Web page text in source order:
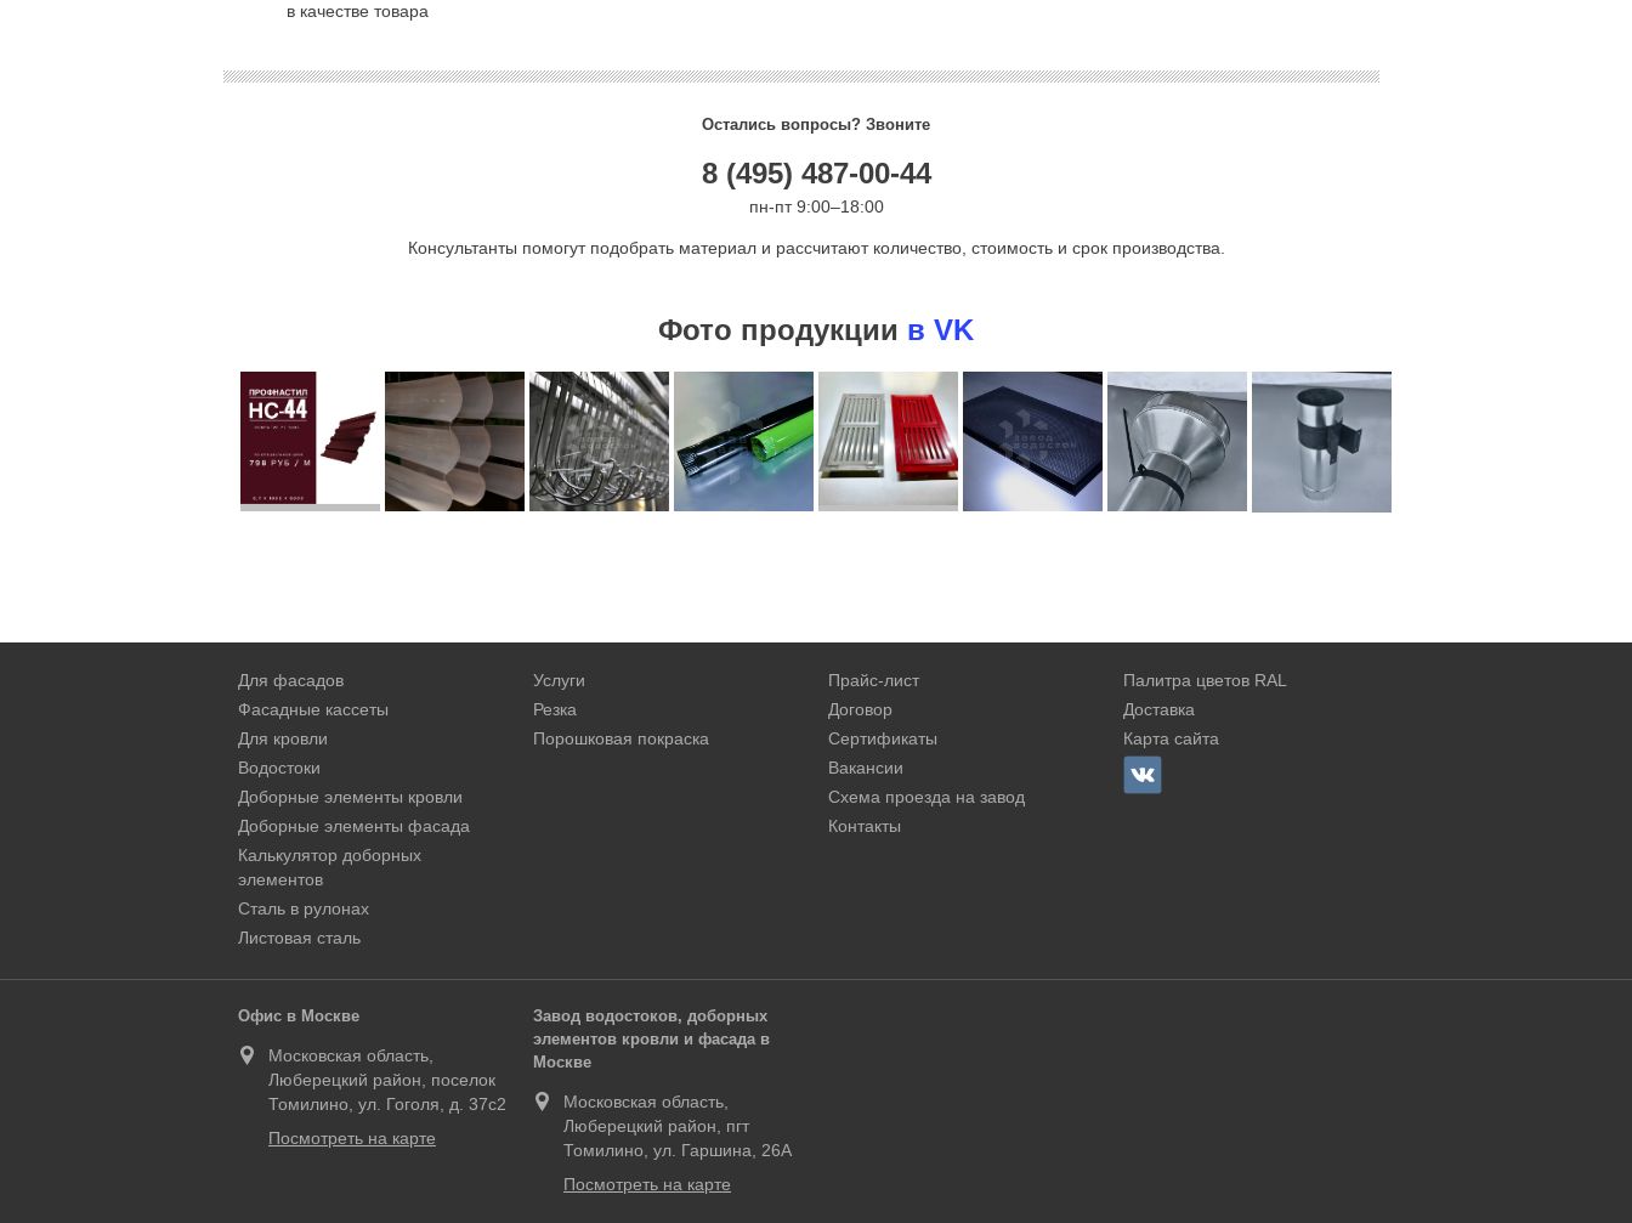
в качестве товара
Остались вопросы? Звоните
8 (495) 487-00-44
пн-пт 9:00–18:00
Консультанты помогут подобрать материал и рассчитают количество, стоимость и срок производства.
Фото продукции в VK
Для фасадов
Фасадные кассеты
Для кровли
Водостоки
Доборные элементы кровли
Доборные элементы фасада
Калькулятор доборных
элементов
Сталь в рулонах
Листовая сталь
Услуги
Резка
Порошковая покраска
Прайс-лист
Договор
Сертификаты
Вакансии
Схема проезда на завод
Контакты
Палитра цветов RAL
Доставка
Карта сайта
Офис в Москве
Московская область,
Люберецкий район, поселок
Томилино, ул. Гоголя, д. 37с2
Посмотреть на карте
Завод водостоков, доборных
элементов кровли и фасада в
Москве
Московская область,
Люберецкий район, пгт
Томилино, ул. Гаршина, 26А
Посмотреть на карте